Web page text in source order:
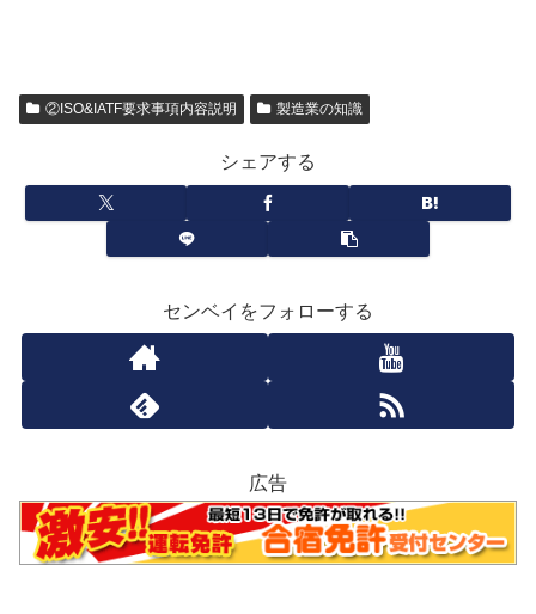
②ISO&IATF要求事項内容説明 製造業の知識
シェアする
センベイをフォローする
広告